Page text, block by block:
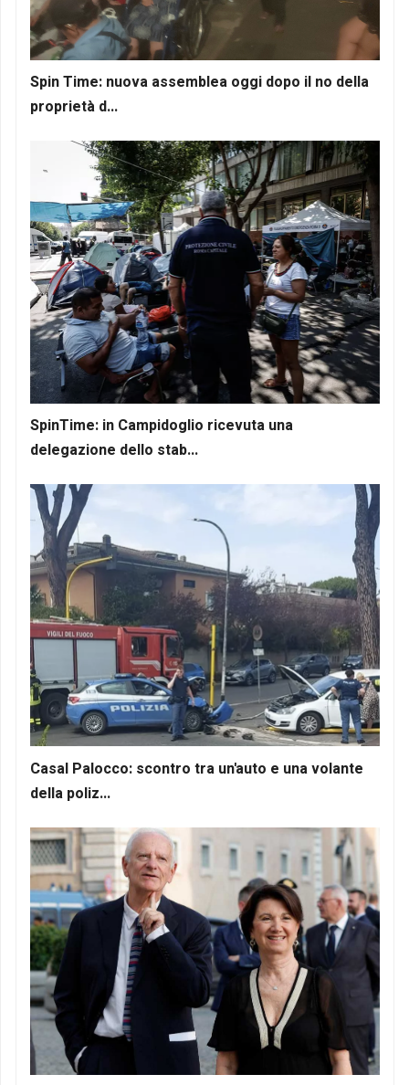
Spin Time: nuova assemblea oggi dopo il no della
proprietà d...
SpinTime: in Campidoglio ricevuta una
delegazione dello stab...
Casal Palocco: scontro tra un'auto e una volante
della poliz...